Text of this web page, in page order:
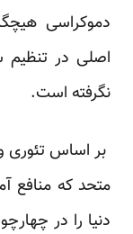
دموکراسی
اصلی در تنظیم
نگرفته است.
بر اساس
متحد که منافع
دنیا را در